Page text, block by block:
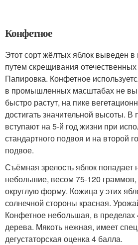
Конфетное
Этот сорт жёлтых яблок выведен в
путем скрещивания
Папировка. Конфетное
в промышленных масштабах не
быстро растут, на пике
достигать значительной высоты.
вступают на 5-й год жизни при
стандартного подвоя и на второй
подвое.
Съёмная зрелость яблок попадает
небольшие, весом 75-120
округлую форму. Кожица у этих
солнечной стороны красная.
Конфетное небольшая, в пределах
дерева. Мякоть нежная, имеет
дегустаторская оценка 4 балла.